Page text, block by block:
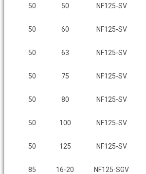
50 50 NF125-SV
50 60 NF125-SV
50 63 NF125-SV
50 75 NF125-SV
50 80 NF125-SV
50 100 NF125-SV
50 125 NF125-SV
85 16-20 NF125-SGV